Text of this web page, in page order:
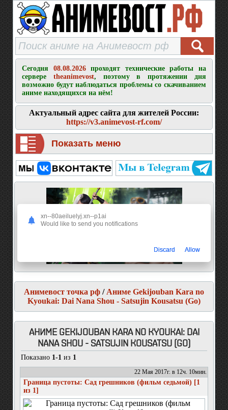
Сегодня 08.08.2026проходят технические работы на
сервере theanimevost, поэтому в протяжении дня
возможно будут наблюдаться проблемы со скачиванием
аниме находящихся на нём!
Актуальный адрес сайта для жителей России:
https://v3.animevost-rf.com/
Показать меню
Анимевост точка рф / Аниме Gekijouban Kara no
Kyoukai: Dai Nana Shou - Satsujin Kousatsu (Go)
АНИМЕ GEKIJOUBAN KARA NO KYOUKAI: DAI
NANA SHOU - SATSUJIN KOUSATSU (GO)
Показано 1-1 из 1
22 Мая 2017г. в 12ч. 10мин.
Граница пустоты: Сад грешников (фильм седьмой) [1
из 1]
xn--80aeiluelyj.xn--p1ai
Would like to send you notifications
Discard Allow